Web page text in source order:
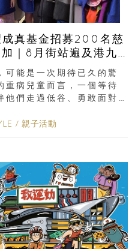
真基金招募200名慈
｜8月街站遍及港九
可能是一次期待已久的驚
重病兒童而言，一個等待
他們走過低谷、勇敢面對
/ 親子活動